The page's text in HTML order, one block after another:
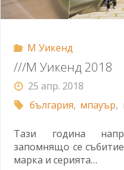
М Уикенд
///М Уикенд 2018
25 апр. 2018
българия, мпауър,
Тази година
запомнящо се
марка и серията…